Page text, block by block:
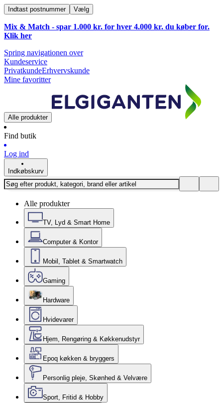
Indtast postnummer Vælg
Mix & Match - spar 1.000 kr. for hver 4.000 kr. du køber for.
Klik her
Spring navigationen over
Kundeservice
PrivatkundeErhvervskunde
Mine favoritter
Alle produkter
Find butik
Log ind
Indkøbskurv
Alle produkter
TV, Lyd & Smart Home
Computer & Kontor
Mobil, Tablet & Smartwatch
Gaming
Hardware
Hvidevarer
Hjem, Rengøring & Køkkenudstyr
Epoq køkken & bryggers
Personlig pleje, Skønhed & Velvære
Sport, Fritid & Hobby